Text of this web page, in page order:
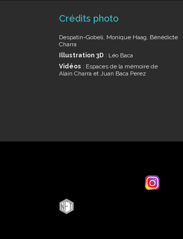
Crédits photo
Despatin-Gobeli, Monique Haag, Bénédicte
Charra
Illustration 3D : Léo Baca
Vidéos : Espaces de la mémoire de
Alain Charra et Juan Baca Perez